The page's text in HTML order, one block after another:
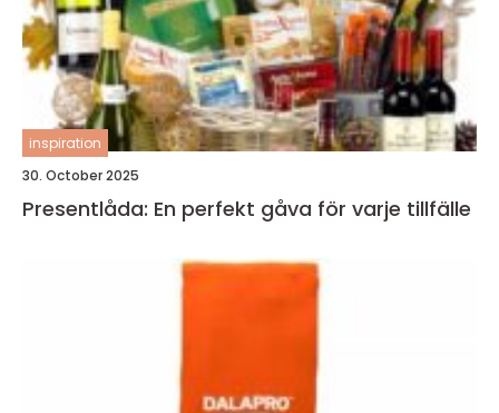
inspiration
30. October 2025
Presentlåda: En perfekt gåva för varje tillfälle